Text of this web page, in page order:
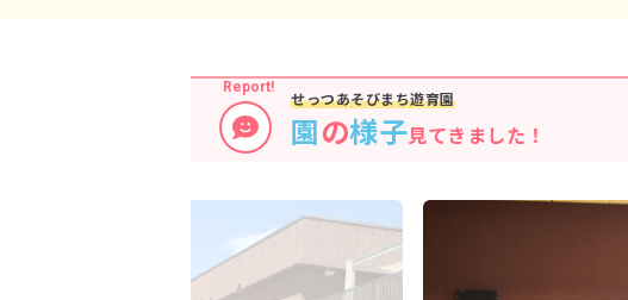
せっつあそびまち遊育園
園 の様子見てきました！